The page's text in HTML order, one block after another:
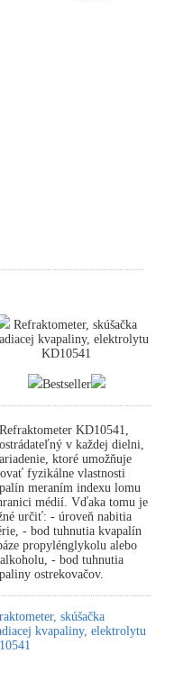
Refraktometer, skúšačka
kvapaliny, elektrolytu
KD10541
Bestseller
Refraktometer KD10541,
v každej dielni,
ktoré umožňuje
fyzikálne vlastnosti
meraním indexu lomu
médií. Vďaka tomu je
určiť: - úroveň nabitia
- bod tuhnutia kvapalín
propylénglykolu alebo
- bod tuhnutia
ostrekovačov.
skúšačka
kvapaliny, elektrolytu